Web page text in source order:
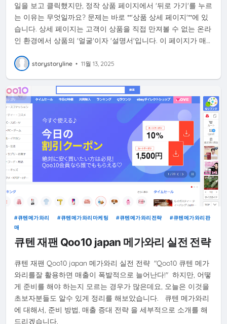
일을 보고 클릭했지만, 정작 상품 페이지에서 '뒤로 가기'를 누르
는 이유는 무엇일까요? 문제는 바로 **'상품 상세 페이지'**에 있
습니다. 상세 페이지는 고객이 상품을 직접 만져볼 수 없는 온라
인 환경에서 상품의 '얼굴'이자 '설명서'입니다. 이 페이지가 매…
storystoryline • 11월 13, 2025
큐텐메가와리 큐텐메가와리마케팅 큐텐메가와리전략
큐텐메가와리판
매
큐텐 재팬 Qoo10 japan 메가와리 실전 전략
큐텐 재팬 Qoo10 japan 메가와리 실전 전략 "Qoo10 큐텐 메가
와리를잘 활용하면 매출이 폭발적으로 늘어난다!" 하지만, 어떻
게 준비를 해야 하는지 모르는 경우가 많은데요, 오늘은 이것을
초보자분들도 알수 있게 정리를 해보았습니다. 큐텐 메가와리
에 대해서, 준비 방법, 매출 증대 전략 을 세부적으로 소개를 해
드리겠습니다.